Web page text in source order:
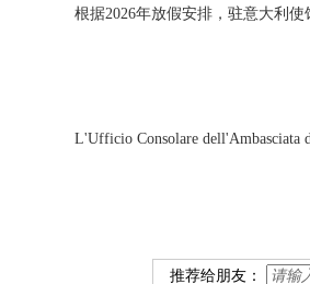
根据2026年放假安排，驻意大利
L'Ufficio Consolare dell'Ambasciata
推荐给朋友：